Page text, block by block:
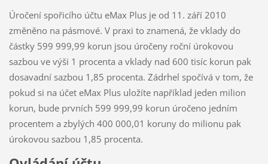
Úročení spořicího účtu eMax Plus je od 11. září 2010
změněno na pásmové. V praxi to znamená, že vklady do
částky 599 999,99 korun jsou úročeny roční úrokovou
sazbou ve výši 1 procenta a vklady nad 600 tisíc korun pak
dosavadní sazbou 1,85 procenta. Zádrhel spočívá v tom, že
pokud si na účet eMax Plus uložíte například jeden milion
korun, bude prvních 599 999,99 korun úročeno jedním
procentem a zbylých 400 000,01 koruny do milionu pak
úrokovou sazbou 1,85 procenta.